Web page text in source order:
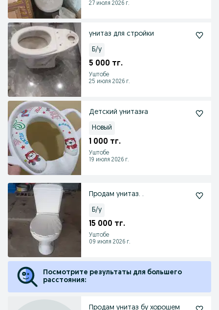
27 июля 2026 г.
унитаз для стройки
Б/у
5 000 тг.
Уштобе
25 июля 2026 г.
Детский унитазға
Новый
1 000 тг.
Уштобе
19 июля 2026 г.
Продам унитаз. .
Б/у
15 000 тг.
Уштобе
09 июля 2026 г.
Посмотрите результаты для большего
расстояния:
Продам унитаз бу хорошем